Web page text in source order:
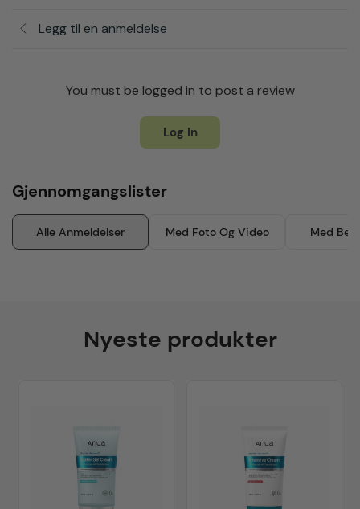
Legg til en anmeldelse
You must be logged in to post a review
Log In
Gjennomgangslister
Alle Anmeldelser Med Foto Og Video Med
Nyeste produkter